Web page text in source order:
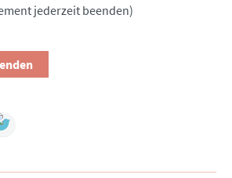
jederzeit beenden)